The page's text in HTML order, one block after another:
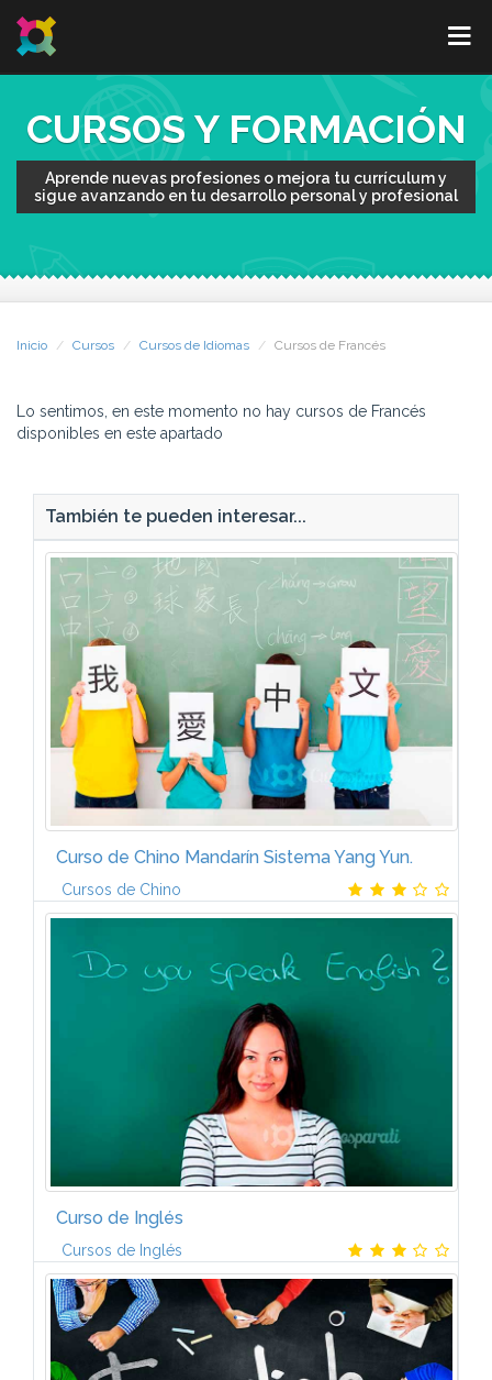
CURSOS Y FORMACIÓN
Aprende nuevas profesiones o mejora tu currículum y
sigue avanzando en tu desarrollo personal y profesional
Inicio Cursos Cursos de Idiomas Cursos de Francés
Lo sentimos, en este momento no hay cursos de Francés
disponibles en este apartado
También te pueden interesar...
Curso de Chino Mandarín Sistema Yang Yun.
Cursos de Chino
en un mundo cada vez más globalizado está
provocando que más personas necesiten aprender
chino y la cultura milenaria del...
Curso de Inglés
Cursos de Inglés
Lección 1. El alfabeto y las vocales: Pronunciación
correcta. La oración. Formulación y comprensión.
Los pronombres personales. La palabra "the":
Significado y aplicaciones. El...